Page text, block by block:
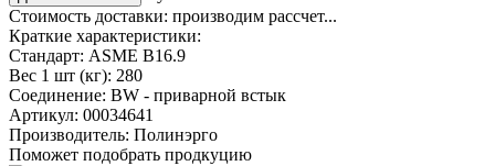
Стоимость доставки: производим рассчет...
Краткие характеристики:
Стандарт: ASME B16.9
Вес 1 шт (кг): 280
Соединение: BW - приварной встык
Артикул: 00034641
Производитель: Полинэрго
Поможет подобрать продкуцию